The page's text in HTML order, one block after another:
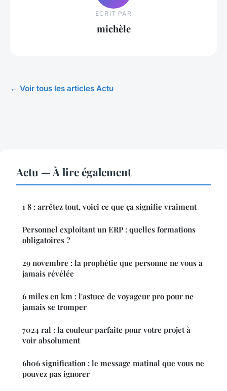
ECRIT PAR
michèle
← Voir tous les articles Actu
Actu — À lire également
1 8 : arrêtez tout, voici ce que ça signifie vraiment
Personnel exploitant un ERP : quelles formations
obligatoires ?
29 novembre : la prophétie que personne ne vous a
jamais révélée
6 miles en km : l'astuce de voyageur pro pour ne
jamais se tromper
7024 ral : la couleur parfaite pour votre projet à
voir absolument
6h06 signification : le message matinal que vous ne
pouvez pas ignorer